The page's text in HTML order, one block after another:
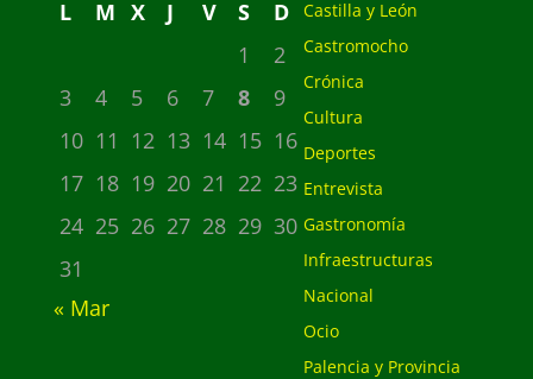
L M X J V S
D
1
2
3
4 5 6 7 8
9
10 11 12 13 14 15 16
17 18 19 20 21 22 23
24 25 26 27 28 29 30
31
« Mar
Castilla y León
Castromocho
Crónica
Cultura
Deportes
Entrevista
Gastronomía
Infraestructuras
Nacional
Ocio
Palencia y Provincia